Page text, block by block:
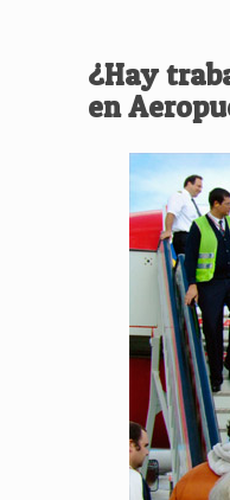
¿Hay
en